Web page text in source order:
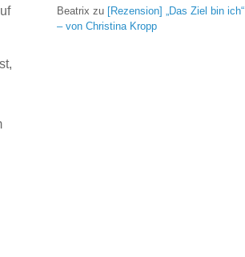
Beatrix zu [Rezension] „Das Ziel bin ich“
– von Christina Kropp